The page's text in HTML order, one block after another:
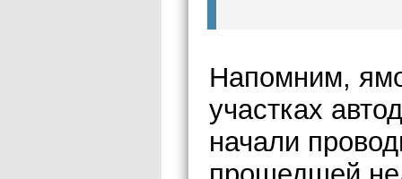
Напомним,
участках
начали